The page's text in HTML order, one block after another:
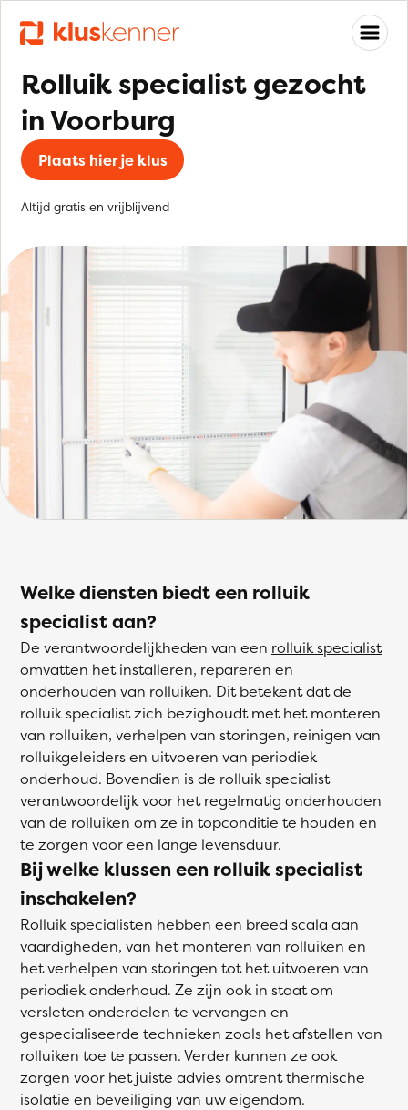
Rolluik specialist gezocht
in Voorburg
Plaats hier je klus
Altijd gratis en vrijblijvend
Welke diensten biedt een rolluik
specialist aan?
De verantwoordelijkheden van een rolluik specialist
omvatten het installeren, repareren en
onderhouden van rolluiken. Dit betekent dat de
rolluik specialist zich bezighoudt met het monteren
van rolluiken, verhelpen van storingen, reinigen van
rolluikgeleiders en uitvoeren van periodiek
onderhoud. Bovendien is de rolluik specialist
verantwoordelijk voor het regelmatig onderhouden
van de rolluiken om ze in topconditie te houden en
te zorgen voor een lange levensduur.
Bij welke klussen een rolluik specialist
inschakelen?
Rolluik specialisten hebben een breed scala aan
vaardigheden, van het monteren van rolluiken en
het verhelpen van storingen tot het uitvoeren van
periodiek onderhoud. Ze zijn ook in staat om
versleten onderdelen te vervangen en
gespecialiseerde technieken zoals het afstellen van
rolluiken toe te passen. Verder kunnen ze ook
zorgen voor het juiste advies omtrent thermische
isolatie en beveiliging van uw eigendom.